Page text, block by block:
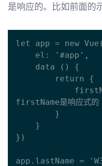
是响应的。比如前面的
let app = new
firstName是响应式的
})
app.lastName =